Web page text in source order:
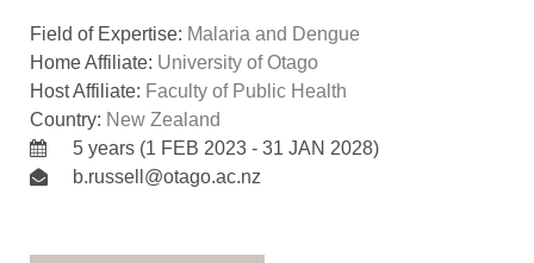
Field of Expertise: Malaria and Dengue
Home Affiliate: University of Otago
Host Affiliate: Faculty of Public Health
Country: New Zealand
5 years (1 FEB 2023 - 31 JAN 2028)
b.russell@otago.ac.nz